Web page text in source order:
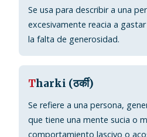
Se usa para describir a una
excesivamente reacia a
la falta de generosidad.
Tharki (ठर्की)
Se refiere a una persona,
que tiene una mente sucia o
comportamiento lascivo o